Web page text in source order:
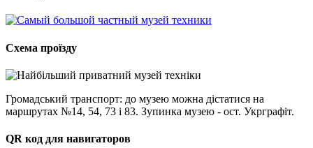
Схема проїзду
Громадський транспорт: до музею можна дістатися на
маршрутах №14, 54, 73 і 83. Зупинка музею - ост. Укрграфіт.
QR код для навигаторов